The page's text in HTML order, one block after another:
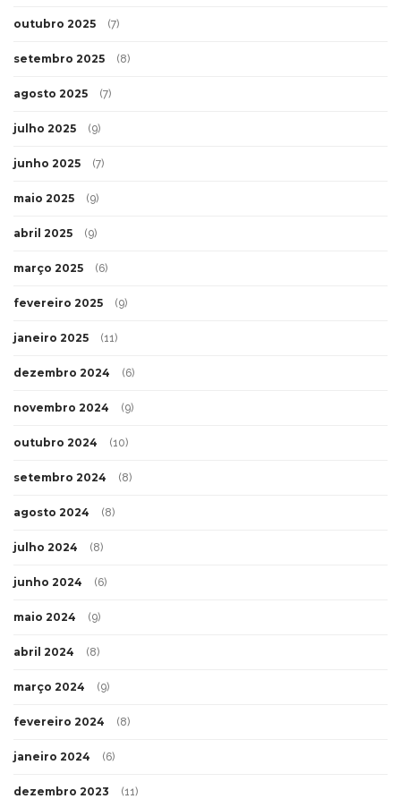
outubro 2025 (7)
setembro 2025 (8)
agosto 2025 (7)
julho 2025 (9)
junho 2025 (7)
maio 2025 (9)
abril 2025 (9)
março 2025 (6)
fevereiro 2025 (9)
janeiro 2025 (11)
dezembro 2024 (6)
novembro 2024 (9)
outubro 2024 (10)
setembro 2024 (8)
agosto 2024 (8)
julho 2024 (8)
junho 2024 (6)
maio 2024 (9)
abril 2024 (8)
março 2024 (9)
fevereiro 2024 (8)
janeiro 2024 (6)
dezembro 2023 (11)